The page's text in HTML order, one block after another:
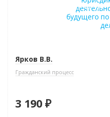
Индивидуальный подход
Ярков В.В.
Гражданский процесс
3 190 ₽